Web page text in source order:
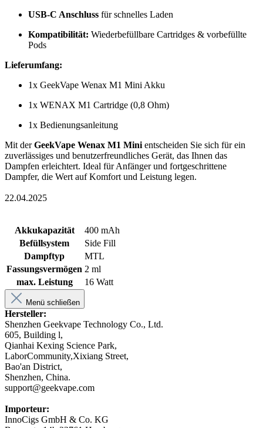
USB-C Anschluss für schnelles Laden
Kompatibilität: Wiederbefüllbare Cartridges & vorbefüllte
Pods
Lieferumfang:
1x GeekVape Wenax M1 Mini Akku
1x WENAX M1 Cartridge (0,8 Ohm)
1x Bedienungsanleitung
Mit derGeekVape Wenax M1 Mini entscheiden Sie sich für ein
zuverlässiges und benutzerfreundliches Gerät, das Ihnen das
Dampfen erleichtert. Ideal für Anfänger und fortgeschrittene
Dampfer, die Wert auf Komfort und Leistung legen.
22.04.2025
Akkukapazität
400 mAh
Befüllsystem
Side Fill
Dampftyp
MTL
Fassungsvermögen 2 ml
max. Leistung
16 Watt
Menü schließen
Hersteller:
Shenzhen Geekvape Technology Co., Ltd.
605, Building l,
Qianhai Kexing Science Park,
LaborCommunity,Xixiang Street,
Bao'an District,
Shenzhen, China.
support@geekvape.com
Importeur:
InnoCigs GmbH & Co. KG